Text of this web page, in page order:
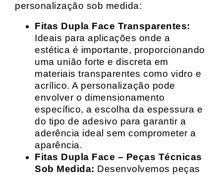
personalização sob medida:
Fitas Dupla Face Transparentes:
Ideais para aplicações onde a
estética é importante, proporcionando
uma união forte e discreta em
materiais transparentes como vidro e
acrílico. A personalização pode
envolver o dimensionamento
específico, a escolha da espessura e
do tipo de adesivo para garantir a
aderência ideal sem comprometer a
aparência.
Fitas Dupla Face – Peças Técnicas
Sob Medida: Desenvolvemos peças